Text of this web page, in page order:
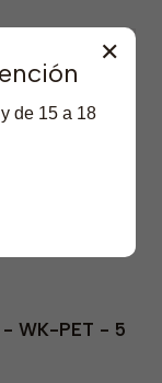
- WK-PET - 5
✕
de 15 a 18